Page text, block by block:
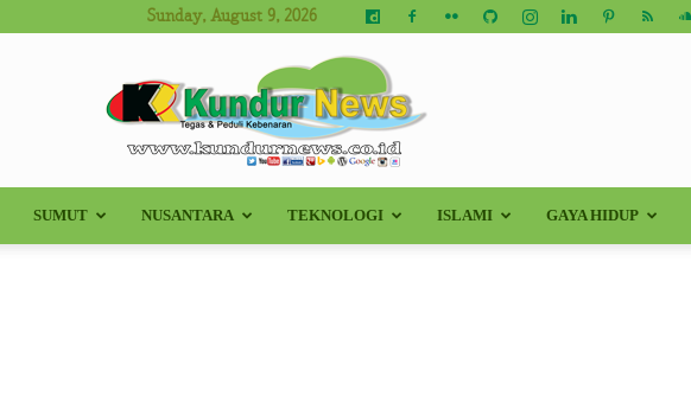
Sunday, August 9, 2026
Kundur
SUMUT NUSANTARA TEKNOLOGI ISLAMI GAYA HIDUP